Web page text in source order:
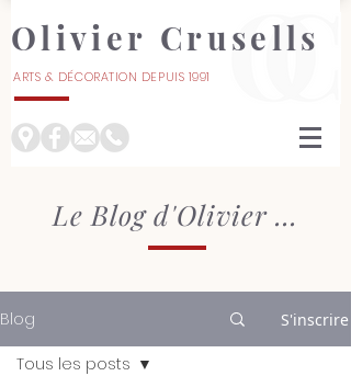
ARTS & DÉCORATION DEPUIS 1991
Olivier Crusells
Blog S'inscrire
Tous les posts
Le Blog d'Olivier ...